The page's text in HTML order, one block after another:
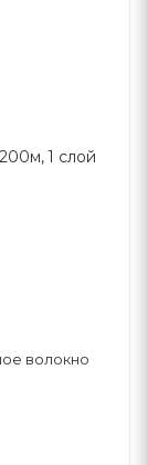
1 слой
волокно